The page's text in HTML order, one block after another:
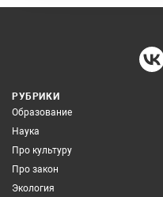
РУБРИКИ
Образование
Наука
Про культуру
Про закон
Экология